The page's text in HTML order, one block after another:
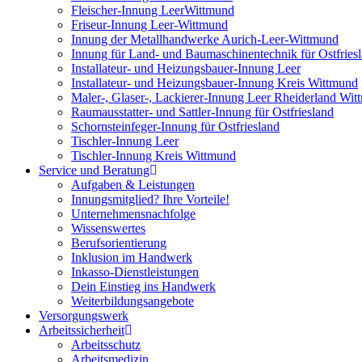
Fleischer-Innung LeerWittmund
Friseur-Innung Leer-Wittmund
Innung der Metallhandwerke Aurich-Leer-Wittmund
Innung für Land- und Baumaschinentechnik für
Installateur- und Heizungsbauer-Innung Leer
Installateur- und Heizungsbauer-Innung Kreis Wittmund
Maler-, Glaser-, Lackierer-Innung Leer Rheiderland
Raumausstatter- und Sattler-Innung für Ostfriesland
Schornsteinfeger-Innung für Ostfriesland
Tischler-Innung Leer
Tischler-Innung Kreis Wittmund
Service und Beratung
Aufgaben & Leistungen
Innungsmitglied? Ihre Vorteile!
Unternehmensnachfolge
Wissenswertes
Berufsorientierung
Inklusion im Handwerk
Inkasso-Dienstleistungen
Dein Einstieg ins Handwerk
Weiterbildungsangebote
Versorgungswerk
Arbeitssicherheit
Arbeitsschutz
Arbeitsmedizin